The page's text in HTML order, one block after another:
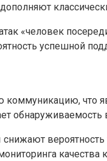
«человек
успешной
что
качества